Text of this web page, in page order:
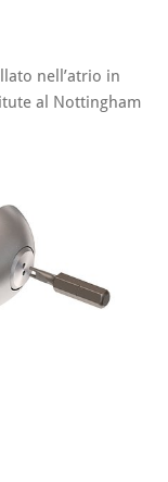
nell’atrio in
al Nottingham